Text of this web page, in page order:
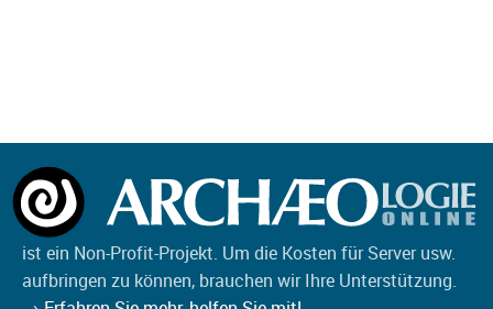
ist ein Non-Profit-Projekt. Um die Kosten für Server usw.
aufbringen zu können, brauchen wir Ihre Unterstützung.